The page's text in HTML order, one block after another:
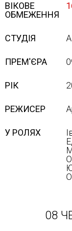
ВІКОВЕ
ОБМЕЖЕННЯ
СТУДІЯ
ПРЕМ'ЄРА
РІК
РЕЖИСЕР
У РОЛЯХ
08